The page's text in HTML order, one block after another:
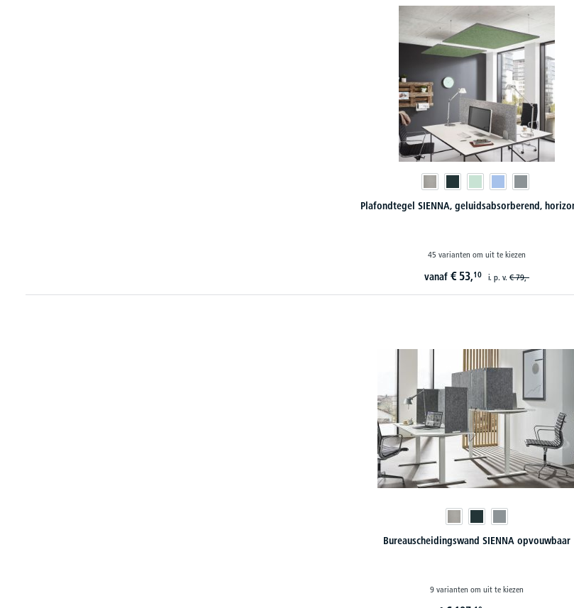
Plafondtegel SIENNA, geluidsabsorberend,
45 varianten om uit te kiezen
vanaf € 53,10 i. p. v. € 79,-
Bureauscheidingswand SIENNA opvouwbaar
9 varianten om uit te kiezen